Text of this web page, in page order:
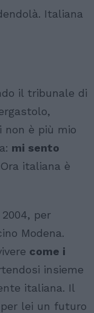
Italiana
il tribunale di
non è più mio
mi sento
Ora italiana è
per
Modena.
come i
insieme
italiana. Il
per lei un futuro